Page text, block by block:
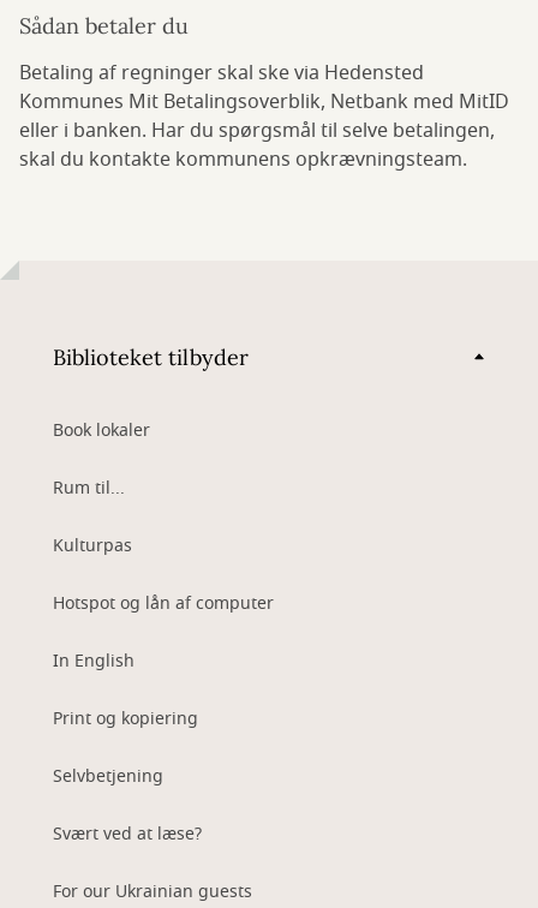
Sådan betaler du
Betaling af regninger skal ske via Hedensted
Kommunes Mit Betalingsoverblik, Netbank med MitID
eller i banken. Har du spørgsmål til selve betalingen,
skal du kontakte kommunens opkrævningsteam.
Biblioteket tilbyder
Book lokaler
Rum til...
Kulturpas
Hotspot og lån af computer
In English
Print og kopiering
Selvbetjening
Svært ved at læse?
For our Ukrainian guests